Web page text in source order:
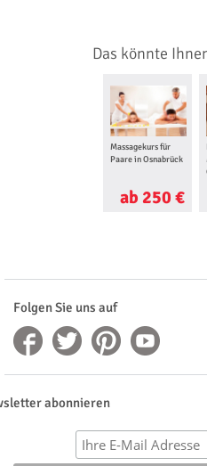
Das könnte
Massagekurs für
Paare in Osnabrück
ab 250 €
Folgen Sie uns auf
abonnieren